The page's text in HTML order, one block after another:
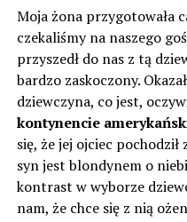
Moja żona przygotowała
czekaliśmy na naszego
przyszedł do nas z tą
bardzo zaskoczony.
dziewczyna, co jest,
kontynencie
się, że jej ojciec pochodził
syn jest blondynem o
kontrast w wyborze
nam, że chce się z nią